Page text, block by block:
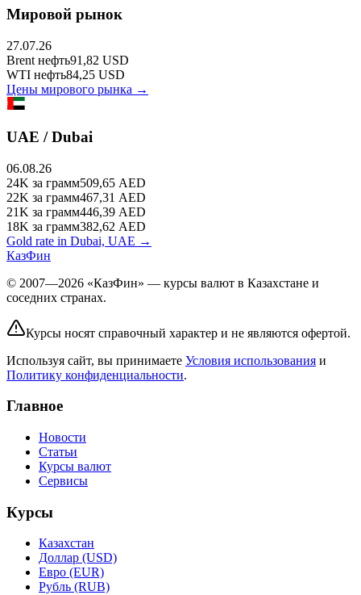
Мировой рынок
27.07.26
Brent нефть91,82 USD
WTI нефть84,25 USD
Цены мирового рынка →
UAE / Dubai
06.08.26
24K за грамм509,65 AED
22K за грамм467,31 AED
21K за грамм446,39 AED
18K за грамм382,62 AED
Gold rate in Dubai, UAE →
КазФин
© 2007—2026 «КазФин» — курсы валют в Казахстане и
соседних странах.
Курсы носят справочный характер и не являются офертой.
Используя сайт, вы принимаете Условия использования и
Политику конфиденциальности.
Главное
Новости
Статьи
Курсы валют
Сервисы
Курсы
Казахстан
Доллар (USD)
Евро (EUR)
Рубль (RUB)